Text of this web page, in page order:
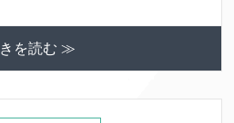
を読む ≫